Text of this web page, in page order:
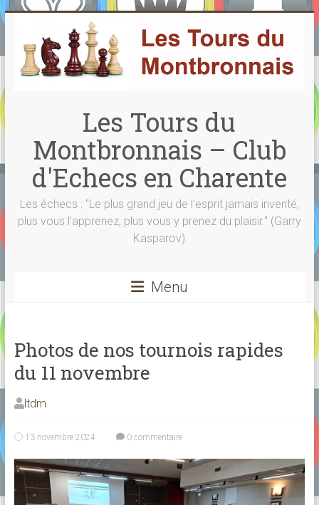
content
Les Tours du
Montbronnais – Club
d'Echecs en Charente
Les échecs : "Le plus grand jeu de l'esprit jamais inventé,
plus vous l'apprenez, plus vous y prenez du plaisir." (Garry
Kasparov)
Menu
Photos de nos tournois rapides
du 11 novembre
ltdm
13 novembre 2024 0 commentaire